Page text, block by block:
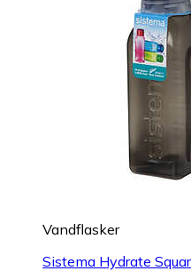
Vandflasker
Sistema Hydrate